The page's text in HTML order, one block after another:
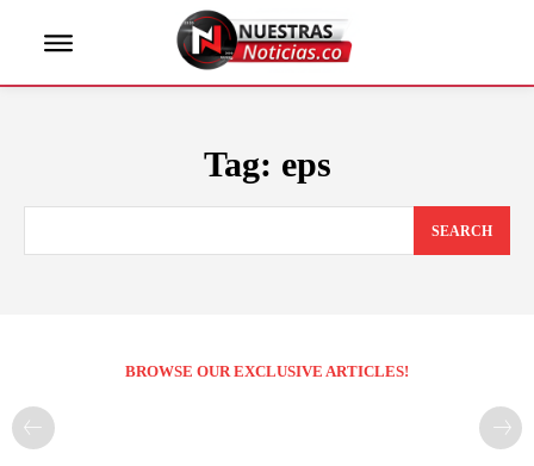
Tag: eps
SEARCH
BROWSE OUR EXCLUSIVE ARTICLES!